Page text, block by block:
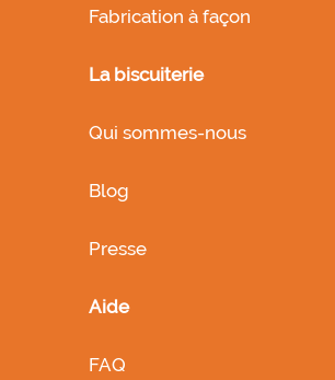
Fabrication à façon
La biscuiterie
Qui sommes-nous
Blog
Presse
Aide
FAQ